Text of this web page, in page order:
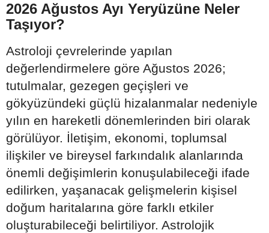
2026 Ağustos Ayı Yeryüzüne Neler
Taşıyor?
Astroloji çevrelerinde yapılan
değerlendirmelere göre Ağustos 2026;
tutulmalar, gezegen geçişleri ve
gökyüzündeki güçlü hizalanmalar nedeniyle
yılın en hareketli dönemlerinden biri olarak
görülüyor. İletişim, ekonomi, toplumsal
ilişkiler ve bireysel farkındalık alanlarında
önemli değişimlerin konuşulabileceği ifade
edilirken, yaşanacak gelişmelerin kişisel
doğum haritalarına göre farklı etkiler
oluşturabileceği belirtiliyor. Astrolojik